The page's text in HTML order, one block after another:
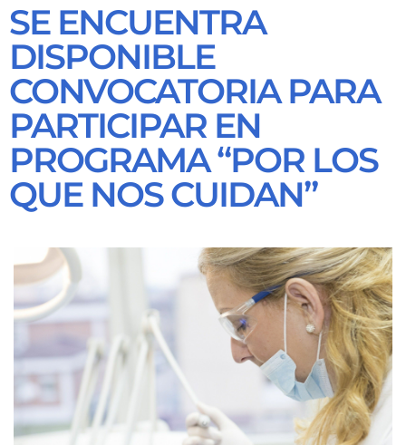
SE ENCUENTRA
DISPONIBLE
CONVOCATORIA PARA
PARTICIPAR EN
PROGRAMA “POR LOS
QUE NOS CUIDAN”